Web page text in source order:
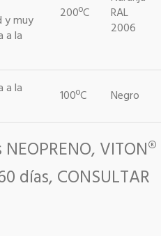
y muy
a la
200ºC
RAL
2006
a la
100ºC Negro
VITON®
días, CONSULTAR